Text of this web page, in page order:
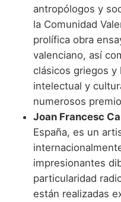
antropólogos y
la Comunidad
prolífica obra
valenciano, así
clásicos griegos y
intelectual y
numerosos
Joan Francesc
España, es un
impresionantes
particularidad
están realizadas